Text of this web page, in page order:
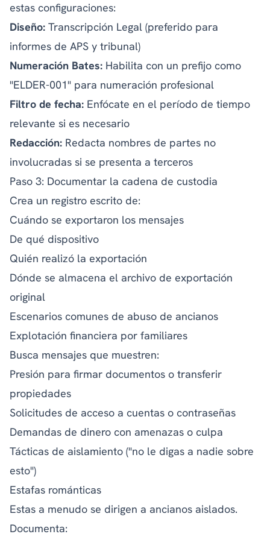
estas configuraciones:
Diseño: Transcripción Legal (preferido para
informes de APS y tribunal)
Numeración Bates: Habilita con un prefijo como
"ELDER-001" para numeración profesional
Filtro de fecha: Enfócate en el período de tiempo
relevante si es necesario
Redacción: Redacta nombres de partes no
involucradas si se presenta a terceros
Paso 3: Documentar la cadena de custodia
Crea un registro escrito de:
Cuándo se exportaron los mensajes
De qué dispositivo
Quién realizó la exportación
Dónde se almacena el archivo de exportación
original
Escenarios comunes de abuso de ancianos
Explotación financiera por familiares
Busca mensajes que muestren:
Presión para firmar documentos o transferir
propiedades
Solicitudes de acceso a cuentas o contraseñas
Demandas de dinero con amenazas o culpa
Tácticas de aislamiento ("no le digas a nadie sobre
esto")
Estafas románticas
Estas a menudo se dirigen a ancianos aislados.
Documenta: